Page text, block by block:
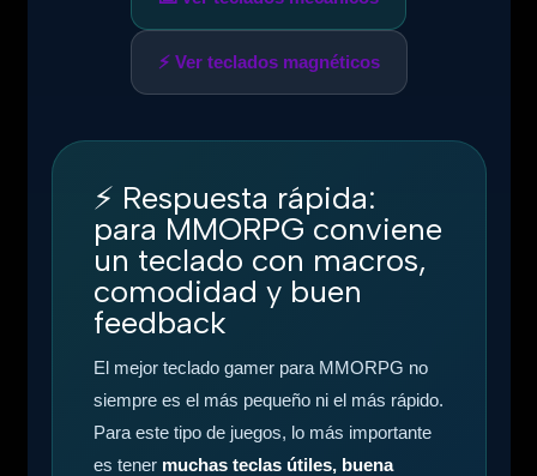
⚡ Ver teclados magnéticos
⚡ Respuesta rápida:
para MMORPG conviene
un teclado con macros,
comodidad y buen
feedback
El mejor teclado gamer para MMORPG no
siempre es el más pequeño ni el más rápido.
Para este tipo de juegos, lo más importante
es tener muchas teclas útiles, buena